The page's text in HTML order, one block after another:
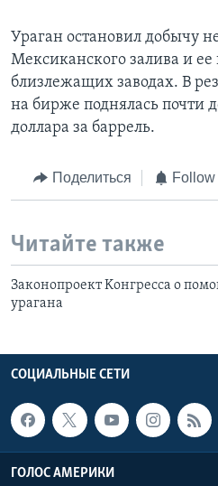
Ураган остановил добычу
Мексиканского залива и ее
близлежащих заводах. В
на бирже поднялась почти
доллара за баррель.
Поделиться Follow
Читайте также
Законопроект Kонгресса о
урагана
СОЦИАЛЬНЫЕ СЕТИ
ГОЛОС АМЕРИКИ